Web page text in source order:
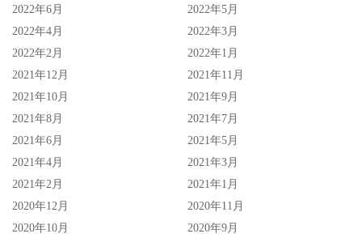
2022年6月
2022年5月
2022年4月
2022年3月
2022年2月
2022年1月
2021年12月
2021年11月
2021年10月
2021年9月
2021年8月
2021年7月
2021年6月
2021年5月
2021年4月
2021年3月
2021年2月
2021年1月
2020年12月
2020年11月
2020年10月
2020年9月